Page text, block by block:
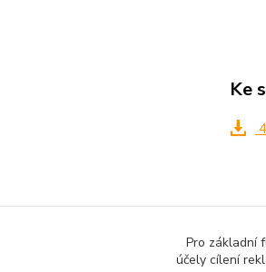
Ke
Pro základní
účely cílení